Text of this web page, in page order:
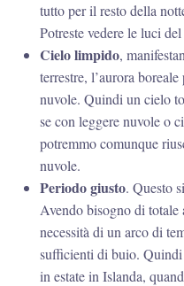
tutto per il resto della
Potreste vedere le luci
Cielo limpido,
terrestre, l’aurora
nuvole. Quindi un cielo
se con leggere nuvole o
potremmo comunque
nuvole.
Periodo giusto. Questo
Avendo bisogno di totale
necessità di un arco di
sufficienti di buio. Quindi
in estate in Islanda,